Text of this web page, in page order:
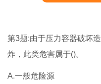
第3题:由于压力容器破坏
炸，此类危害属于()。
A.一般危险源